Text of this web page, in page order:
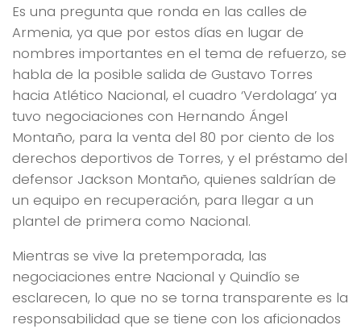
Es una pregunta que ronda en las calles de
Armenia, ya que por estos días en lugar de
nombres importantes en el tema de refuerzo, se
habla de la posible salida de Gustavo Torres
hacia Atlético Nacional, el cuadro ‘Verdolaga’ ya
tuvo negociaciones con Hernando Ángel
Montaño, para la venta del 80 por ciento de los
derechos deportivos de Torres, y el préstamo del
defensor Jackson Montaño, quienes saldrían de
un equipo en recuperación, para llegar a un
plantel de primera como Nacional.
Mientras se vive la pretemporada, las
negociaciones entre Nacional y Quindío se
esclarecen, lo que no se torna transparente es la
responsabilidad que se tiene con los aficionados